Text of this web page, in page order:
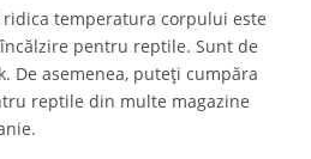
temperatura corpului este
pentru reptile. Sunt de
De asemenea, puteți cumpăra
reptile din multe magazine